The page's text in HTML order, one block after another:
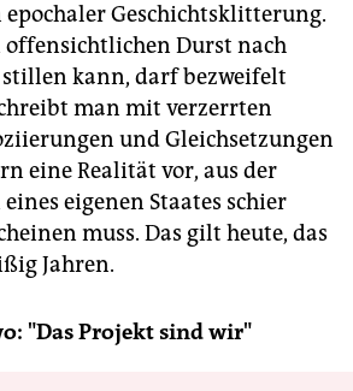
epochaler Geschichtsklitterung.
offensichtlichen Durst nach
kann, darf bezweifelt
man mit verzerrten
und Gleichsetzungen
eine Realität vor, aus der
eigenen Staates schier
muss. Das gilt heute, das
Jahren.
"Das Projekt sind wir"